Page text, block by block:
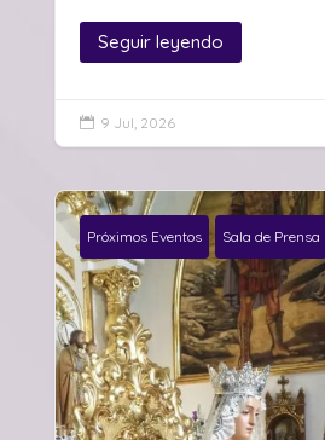
Seguir leyendo
 9 Jul, 2026
Próximos Eventos Sala de Prensa